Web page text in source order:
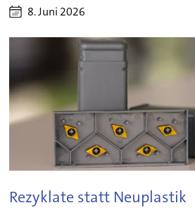
8. Juni 2026
Rezyklate statt Neuplastik